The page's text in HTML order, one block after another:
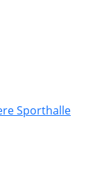
Sporthalle